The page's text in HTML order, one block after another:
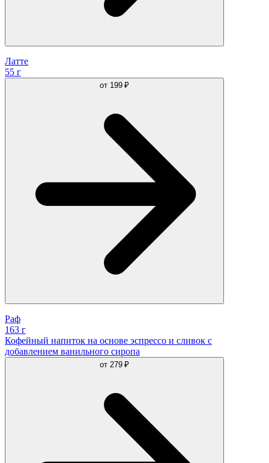
Латте
55 г
от 199 ₽
Раф
163 г
Кофейный напиток на основе эспрессо и сливок с
добавлением ванильного сиропа
от 279 ₽